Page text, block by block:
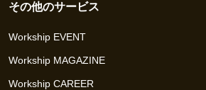
その他のサービス
Workship EVENT
Workship MAGAZINE
Workship CAREER